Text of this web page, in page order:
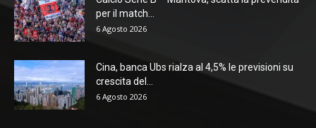
per il match...
6 Agosto 2026
Cina, banca Ubs rialza al 4,5% le previsioni su
crescita del...
6 Agosto 2026